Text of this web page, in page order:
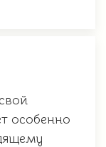
особенно